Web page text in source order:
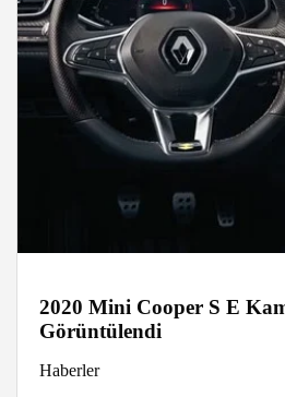
2020 Mini Cooper S E
Görüntülendi
Haberler